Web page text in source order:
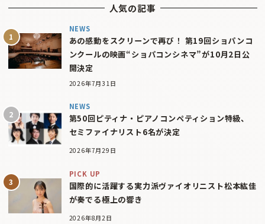
人気の記事
NEWS
あの感動をスクリーンで再び！ 第19回ショパンコ
ンクールの映画“ショパコンシネマ”が10月2日公
開決定
2026年7月31日
NEWS
第50回ピティナ・ピアノコンペティション特級、
セミファイナリスト6名が決定
2026年7月29日
PICK UP
国際的に活躍する実力派ヴァイオリニスト松本紘佳
が奏でる極上の響き
2026年8月2日